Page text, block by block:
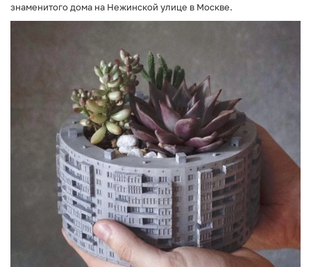
знаменитого дома на Нежинской улице в Москве.